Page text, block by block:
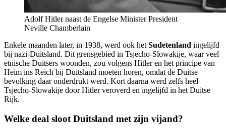
Adolf Hitler naast de Engelse Minister President
Neville Chamberlain
Enkele maanden later, in 1938, werd ook hetSudetenland ingelijfd
bij nazi-Duitsland. Dit grensgebied in Tsjecho-Slowakije, waar veel
etnische Duitsers woonden, zou volgens Hitler en het principe van
Heim ins Reich bij Duitsland moeten horen, omdat de Duitse
bevolking daar onderdrukt werd. Kort daarna werd zelfs heel
Tsjecho-Slowakije door Hitler veroverd en ingelijfd in het Duitse
Rijk.
Welke deal sloot Duitsland met zijn vijand?